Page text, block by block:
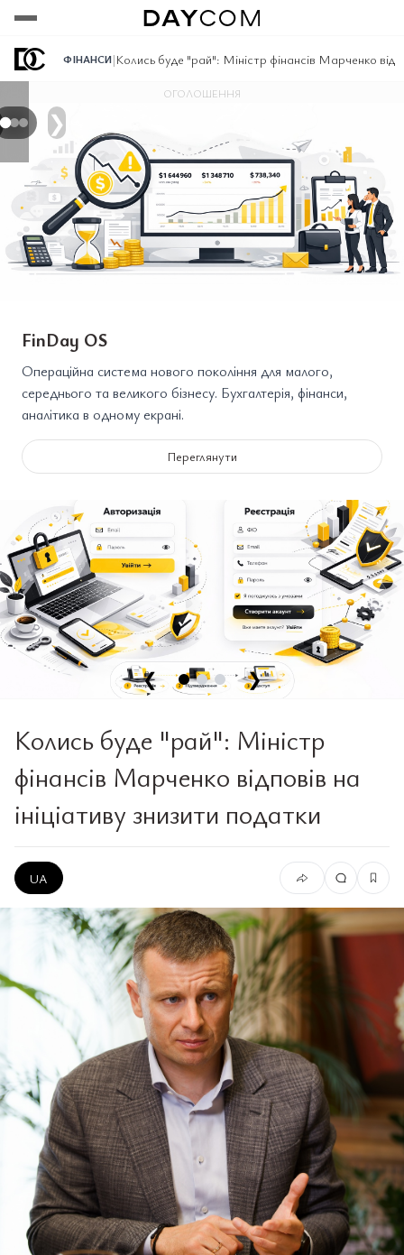
ФІНАНСИ|Колись буде "рай": Міністр фінансів Марченко
Переглянути
Переглянути
Переглянути
❯
ОГОЛОШЕННЯ
FinDay OS
Операційна система нового покоління для малого,
середнього та великого бізнесу. Бухгалтерія, фінанси,
аналітика в одному екрані.
Переглянути
❮ ❯
Колись буде "рай": Міністр
фінансів Марченко відповів на
ініціативу знизити податки
UA